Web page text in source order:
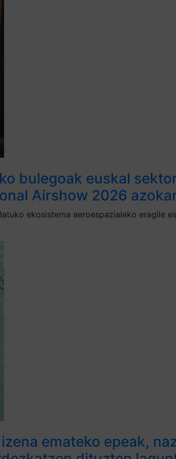
bulegoak euskal
Airshow 2026
ekosistema aeroespazialeko eragile
emateko epeak,